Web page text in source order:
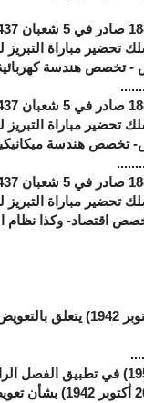
سلك تحضير مباراة التبريز
- تخصص هندسة
سلك تحضير مباراة التبريز
تخصص هندسة
سلك تحضير مباراة التبريز
تخصص اقتصاد- وكذا نظام
ظهير شريف صادر في 16 شوال 1361 (26 أكتوبر 1942)
قرار وزيري بتاريخ 8 رمضان 1373 (11 مايو 1954) في تطبيق
الظهير الشريف الصادر في 16 شوال 1361 (26 أكتوبر